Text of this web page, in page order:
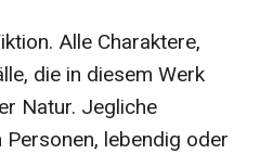
Alle Charaktere,
die in diesem Werk
Natur. Jegliche
lebendig oder